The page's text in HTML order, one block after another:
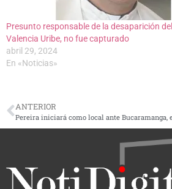
Presunto responsable de la desaparición
Valencia Uribe, no fue capturado
abril 29, 2024
En «Noticias»
ANTERIOR
Pereira iniciará como local ante